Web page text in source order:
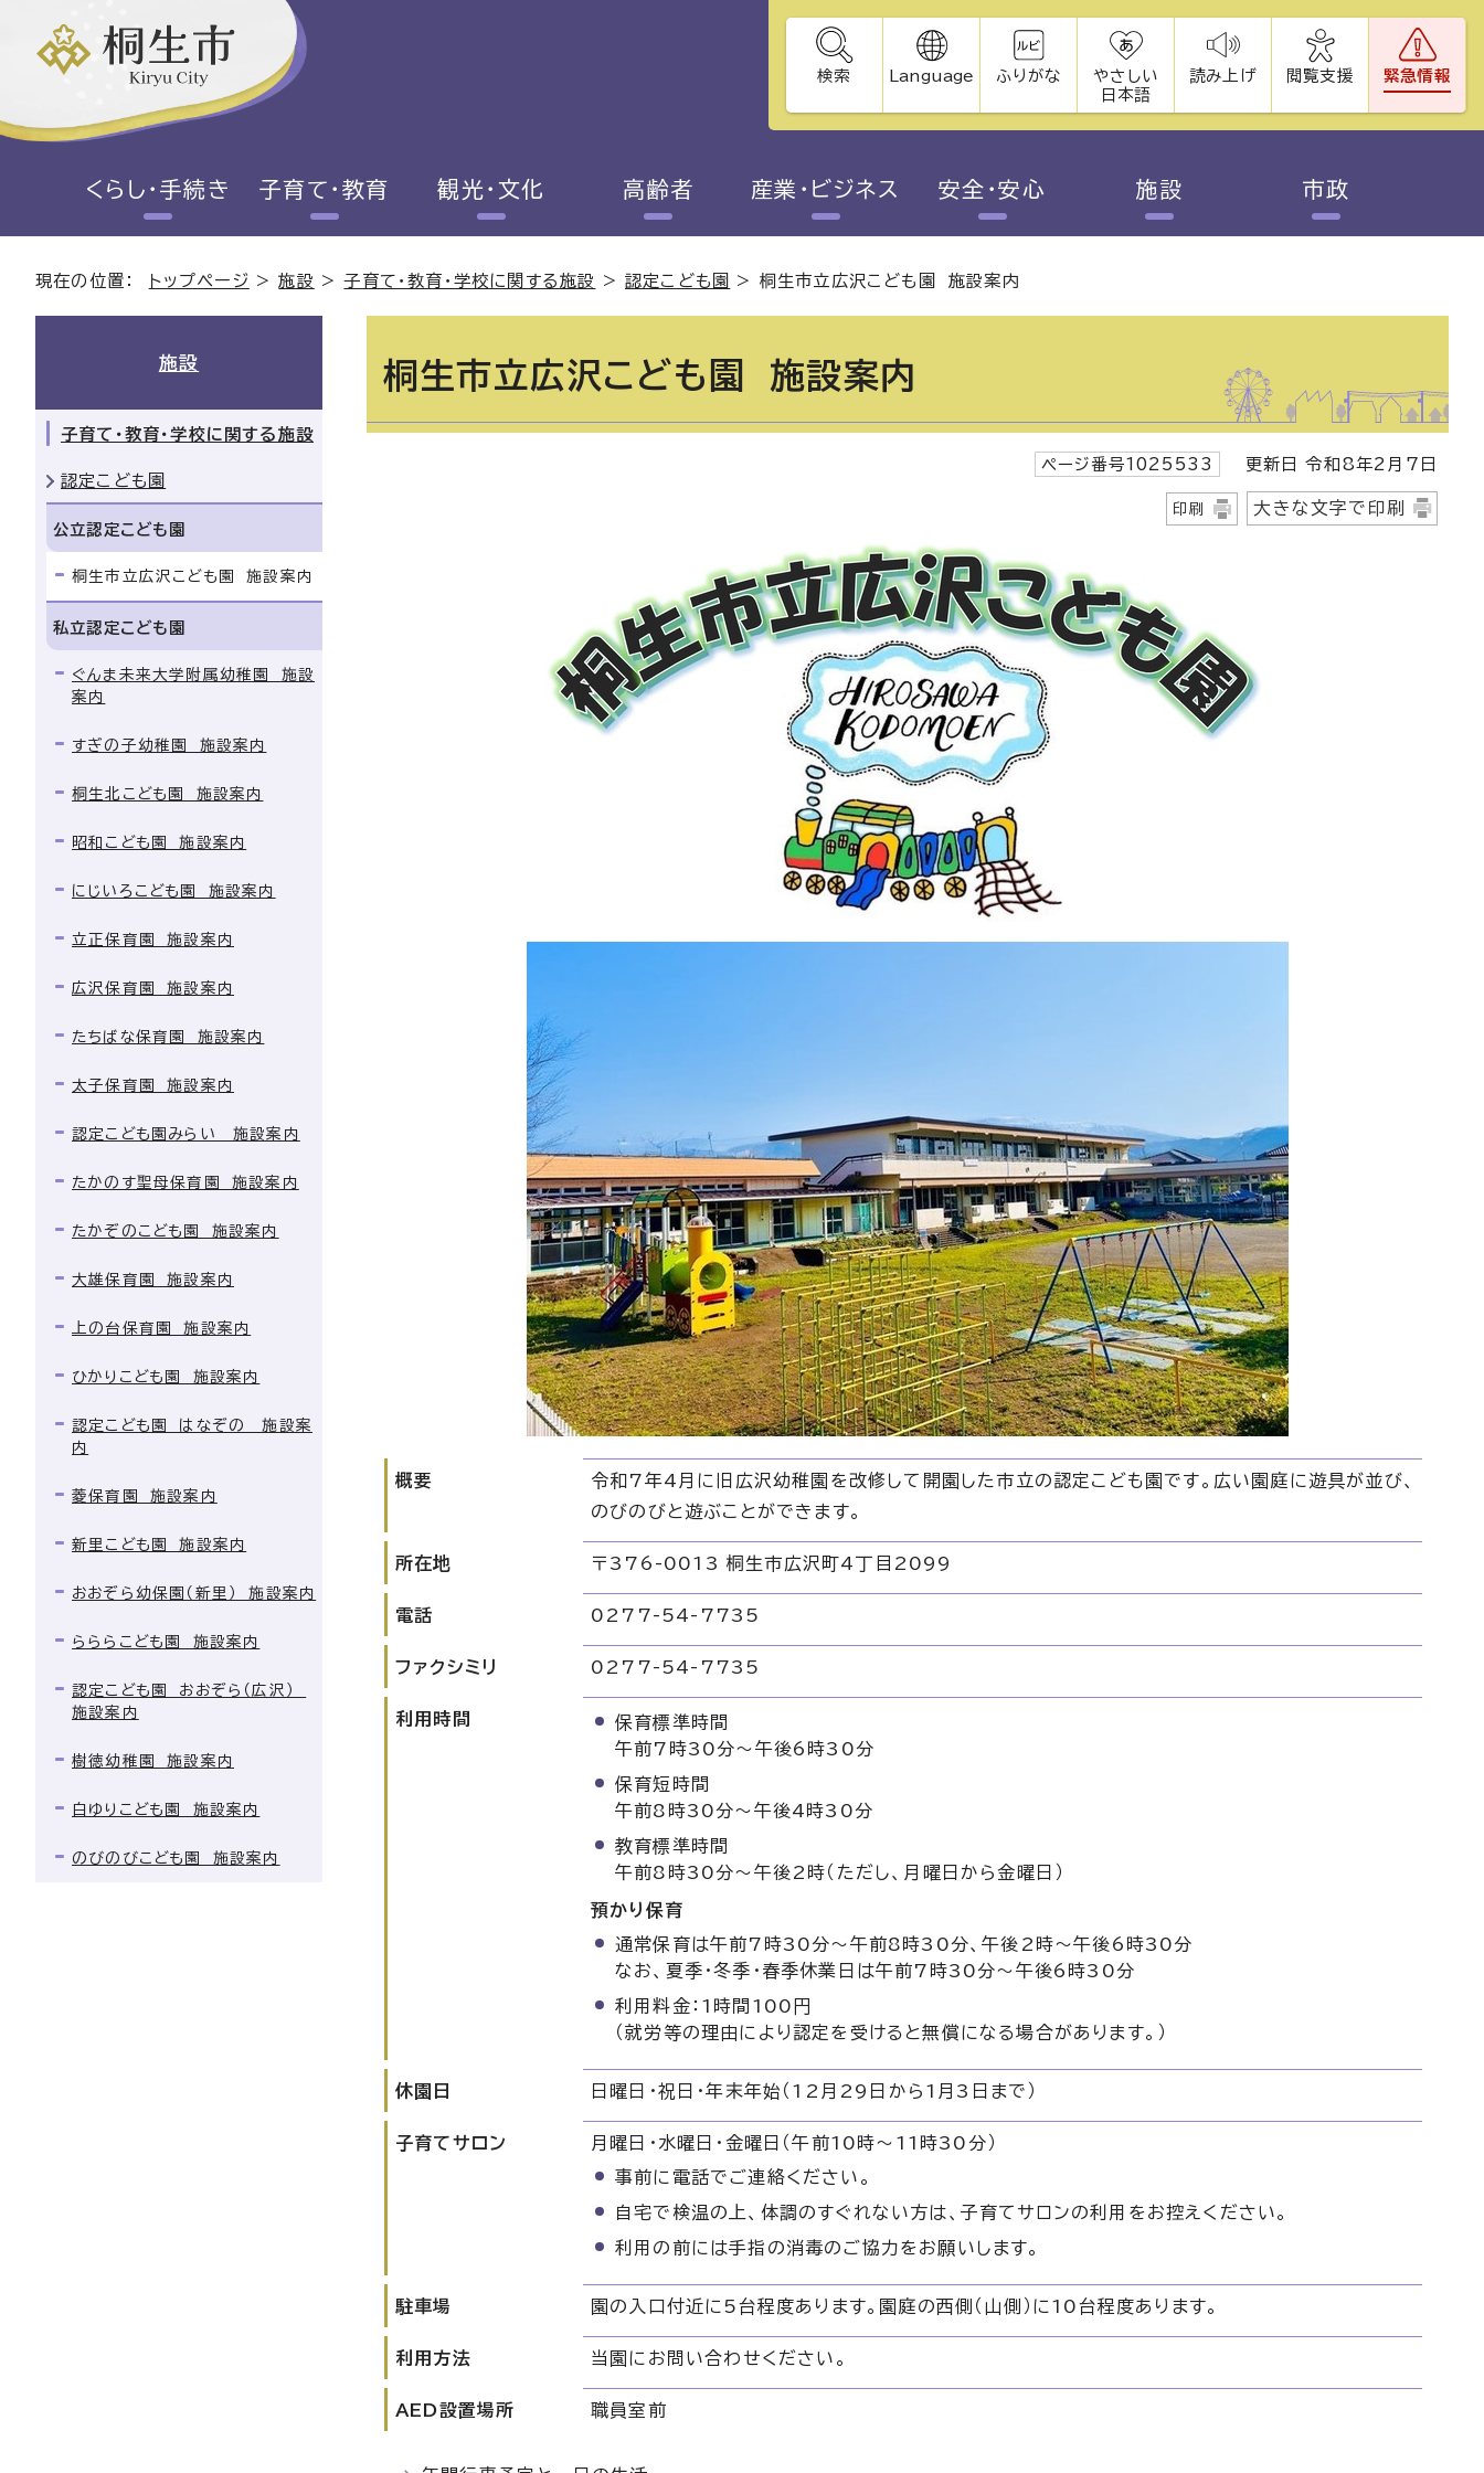
検索 Language ふりがな
やさしい
日本語
読み上げ 閲覧支援 緊急情報
くらし・手続き 子育て・教育 観光・文化 高齢者 産業・ビジネス 安全・安心 施設 市政
現在の位置： トップページ >施設 >子育て・教育・学校に関する施設 >認定こども園 > 桐生市立広沢こども園 施設案内
桐生市立広沢こども園 施設案内
ページ番号1025533 更新日 令和8年2月7日
印刷 大きな文字で印刷
概要
令和7年4月に旧広沢幼稚園を改修して開園した市立の認定こども園です。広い園庭に遊具が並び、
のびのびと遊ぶことができます。
所在地 〒376-0013 桐生市広沢町4丁目2099
電話 0277-54-7735
ファクシミリ 0277-54-7735
利用時間
保育標準時間
午前7時30分～午後6時30分
保育短時間
午前8時30分～午後4時30分
教育標準時間
午前8時30分～午後2時（ただし、月曜日から金曜日）
預かり保育
通常保育は午前7時30分～午前8時30分、午後2時～午後6時30分
なお、夏季・冬季・春季休業日は午前7時30分～午後6時30分
利用料金：1時間100円
（就労等の理由により認定を受けると無償になる場合があります。）
休園日 日曜日・祝日・年末年始（12月29日から1月3日まで）
子育てサロン
月曜日・水曜日・金曜日（午前10時～11時30分）
事前に電話でご連絡ください。
自宅で検温の上、体調のすぐれない方は、子育てサロンの利用をお控えください。
利用の前には手指の消毒のご協力をお願いします。
駐車場 園の入口付近に5台程度あります。園庭の西側（山側）に10台程度あります。
利用方法 当園にお問い合わせください。
AED設置場所 職員室前
施設
子育て・教育・学校に関する施設
認定こども園
公立認定こども園
桐生市立広沢こども園 施設案内
私立認定こども園
ぐんま未来大学附属幼稚園 施設
案内
すぎの子幼稚園 施設案内
桐生北こども園 施設案内
昭和こども園 施設案内
にじいろこども園 施設案内
立正保育園 施設案内
広沢保育園 施設案内
たちばな保育園 施設案内
太子保育園 施設案内
認定こども園みらい 施設案内
たかのす聖母保育園 施設案内
たかぞのこども園 施設案内
大雄保育園 施設案内
上の台保育園 施設案内
ひかりこども園 施設案内
認定こども園 はなぞの 施設案
内
菱保育園 施設案内
新里こども園 施設案内
おおぞら幼保園（新里） 施設案内
らららこども園 施設案内
認定こども園 おおぞら（広沢）
施設案内
樹徳幼稚園 施設案内
白ゆりこども園 施設案内
のびのびこども園 施設案内